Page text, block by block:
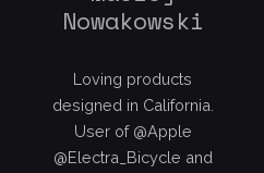
Nowakowski
Loving products
designed in California.
User of @Apple
@Electra_Bicycle and